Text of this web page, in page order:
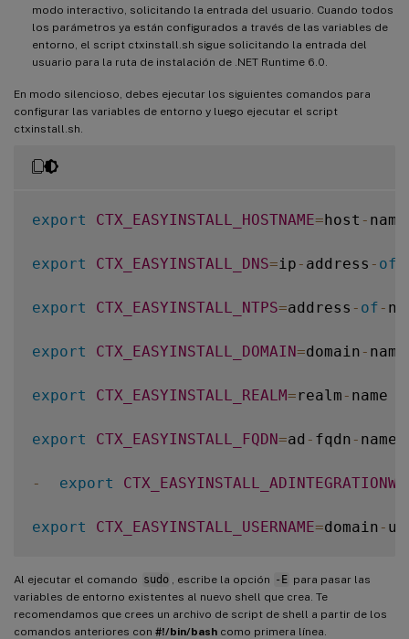
modo interactivo, solicitando la entrada del usuario. Cuando todos
los parámetros ya están configurados a través de las variables de
entorno, el script ctxinstall.sh sigue solicitando la entrada del
usuario para la ruta de instalación de .NET Runtime 6.0.
En modo silencioso, debes ejecutar los siguientes comandos para
configurar las variables de entorno y luego ejecutar el script
ctxinstall.sh.
export CTX_EASYINSTALL_HOSTNAME=host - name
export CTX_EASYINSTALL_DNS=ip - address - of
export CTX_EASYINSTALL_NTPS=address - of -
export CTX_EASYINSTALL_DOMAIN=domain - name
export CTX_EASYINSTALL_REALM= realm - name
export CTX_EASYINSTALL_FQDN=ad - fqdn - name
- export
export CTX_EASYINSTALL_USERNAME=domain -
CTX_EASYINSTALL_PASSWORD
export CTX_XDL_SUPPORT_DDC_AS_CNAME =Y |
Al ejecutar el comando sudo , escribe la opción -E para pasar las
variables de entorno existentes al nuevo shell que crea. Te
recomendamos que crees un archivo de script de shell a partir de los
comandos anteriores con #!/bin/bash como primera línea.